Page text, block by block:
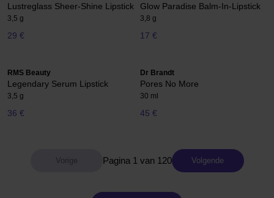
Lustreglass Sheer-Shine Lipstick
3,5 g
29 €
Glow Paradise Balm-In-Lipstick
3,8 g
17 €
RMS Beauty
Legendary Serum Lipstick
3,5 g
36 €
Dr Brandt
Pores No More
30 ml
45 €
Pagina 1 van 120 Volgende